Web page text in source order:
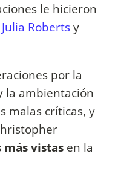
le hicieron
Julia Robertsy
por la
la ambientación
malas críticas, y
más vistas en la